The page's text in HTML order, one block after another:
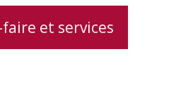
faire et services